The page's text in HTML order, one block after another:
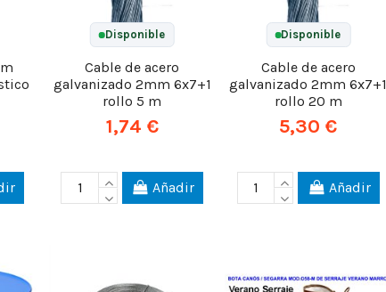
Disponible
Cable de acero
galvanizado 2mm 6x7+1
rollo 5 m
1,74 €
Añadir
Disponible
Cable de acero
galvanizado 2mm 6x7+1
rollo 20 m
5,30 €
Añadir